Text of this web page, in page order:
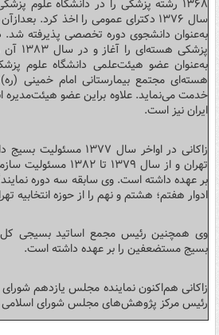
۱۳۶۸ رشته پزشکی را در دانشگاه علوم
سال ۱۳۷۶ دکترای عمومی را اخذ کرد.
پزشکی
به‌عنوان عضو هیئت‌علمی دانشگاه علوم
هسته‌ای مجتمع بیمارستانی امام خمینی
خدمت می‌نماید. علاوه براین عضو
ایران نیز است.
زاکانی در اواخر سال
تهران و از سال ۱۳۷۹
بر عهده داشته است. وی سابقه سه دوره
ادوار هفتم؛ هشتم و نهم را از حوزه انتخابیه
وی همچنین رئیس مجمع اساتید بسیجی
بسیج مستضعفین را بر عهده داشته است.
زاکانی هم‌اکنون نماینده مجلس یازدهم شورای
رئیس مرکز پژوهش‌های مجلس شورای